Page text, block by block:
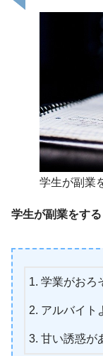
学生が副業
学生が副業をする
学業がおろ
アルバイト
甘い誘惑が